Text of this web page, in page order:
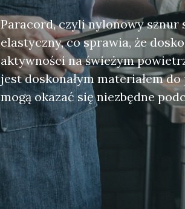
Paracord, czyli nylonowy sznur
elastyczny, co sprawia, że
aktywności na świeżym
jest doskonałym materiałem
mogą okazać się niezbędne